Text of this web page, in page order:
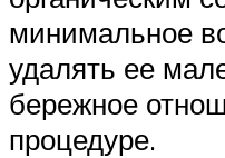
минимальное
удалять ее
бережное
процедуре.